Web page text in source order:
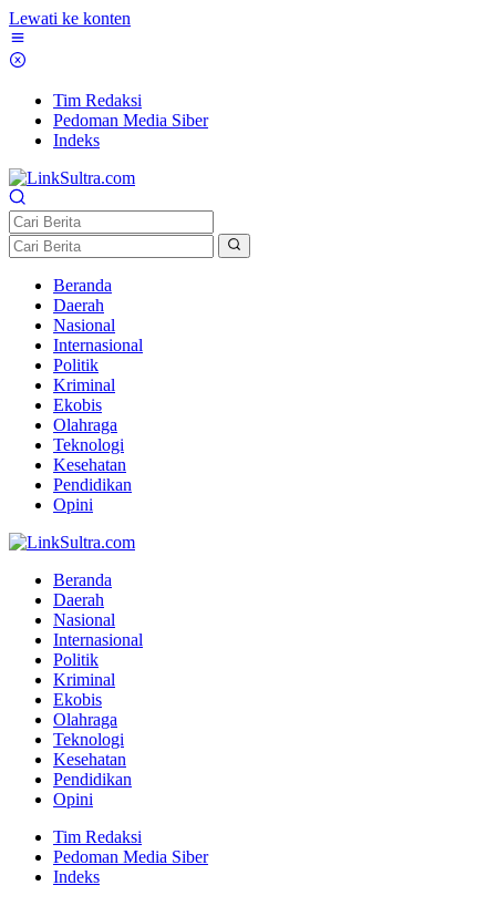
Lewati ke konten
Tim Redaksi
Pedoman Media Siber
Indeks
Beranda
Daerah
Nasional
Internasional
Politik
Kriminal
Ekobis
Olahraga
Teknologi
Kesehatan
Pendidikan
Opini
Beranda
Daerah
Nasional
Internasional
Politik
Kriminal
Ekobis
Olahraga
Teknologi
Kesehatan
Pendidikan
Opini
Tim Redaksi
Pedoman Media Siber
Indeks